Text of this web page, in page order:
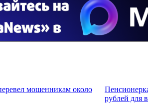
мошенникам около
рублей для